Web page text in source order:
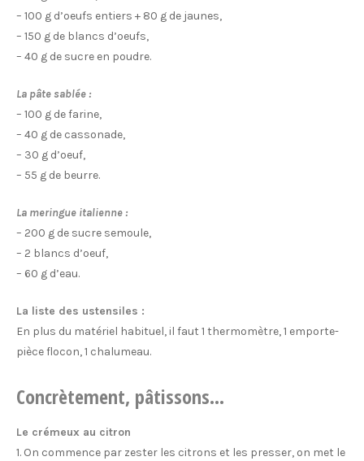
– 100 g d’oeufs entiers + 80 g de jaunes,
– 150 g de blancs d’oeufs,
– 40 g de sucre en poudre.
La pâte sablée :
– 100 g de farine,
– 40 g de cassonade,
– 30 g d’oeuf,
– 55 g de beurre.
La meringue italienne :
– 200 g de sucre semoule,
– 2 blancs d’oeuf,
– 60 g d’eau.
La liste des ustensiles :
En plus du matériel habituel, il faut 1 thermomètre, 1 emporte-
pièce flocon, 1 chalumeau.
Concrètement, pâtissons…
Le crémeux au citron
1. On commence par zester les citrons et les presser, on met le